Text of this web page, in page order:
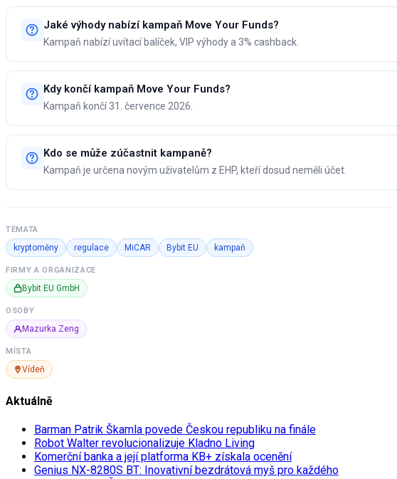
Jaké výhody nabízí kampaň Move Your Funds?
Kampaň nabízí uvítací balíček, VIP výhody a 3% cashback.
Kdy končí kampaň Move Your Funds?
Kampaň končí 31. července 2026.
Kdo se může zúčastnit kampaně?
Kampaň je určena novým uživatelům z EHP, kteří dosud neměli účet.
TÉMATA
kryptoměny regulace MiCAR Bybit EU kampaň
FIRMY A ORGANIZACE
Bybit EU GmbH
OSOBY
Mazurka Zeng
MÍSTA
Vídeň
Aktuálně
Barman Patrik Škamla povede Českou republiku na finále
Robot Walter revolucionalizuje Kladno Living
Komerční banka a její platforma KB+ získala ocenění
Genius NX-8280S BT: Inovativní bezdrátová myš pro každého